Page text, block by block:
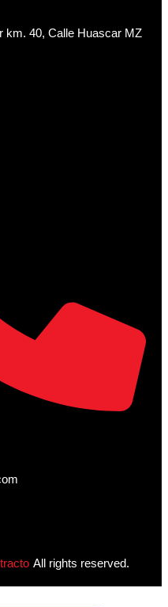
km. 40, Calle Huascar MZ
All rights reserved.